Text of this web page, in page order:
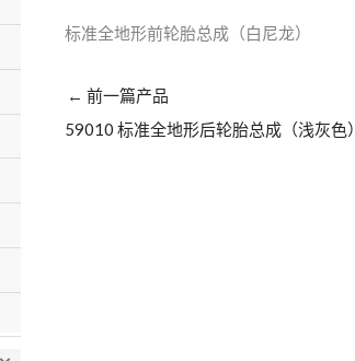
标准全地形前轮胎总成（白尼龙）
← 前一篇产品
59010 标准全地形后轮胎总成（浅灰色）